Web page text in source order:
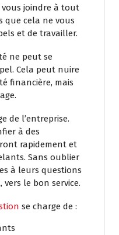
vous joindre à tout
que cela ne vous
et de travailler.
ne peut se
Cela peut nuire
financière, mais
de l’entreprise.
à des
rapidement et
Sans oublier
à leurs questions
le bon service.
se charge de :